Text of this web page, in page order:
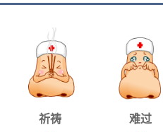
祈祷 难过